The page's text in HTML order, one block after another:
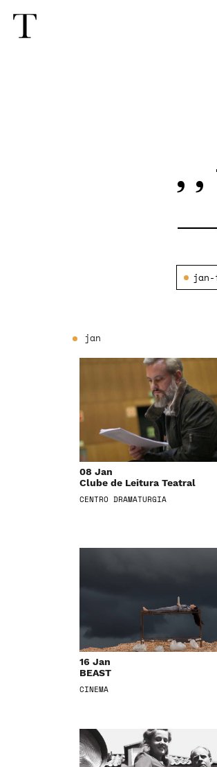
,
jan-
jan
08 Jan
Clube de Leitura Teatral
CENTRO DRAMATURGIA
16 Jan
BEAST
CINEMA